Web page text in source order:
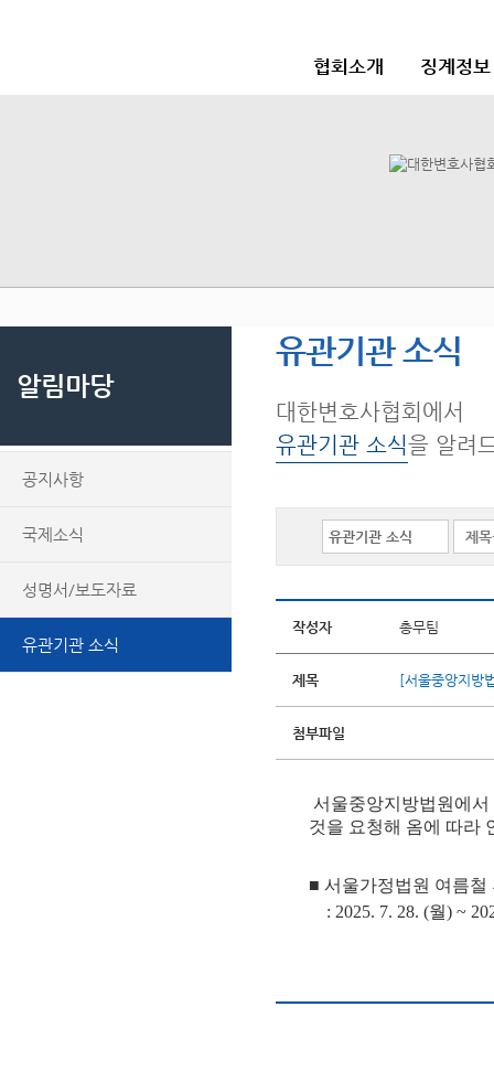
협회소개 징계정
알림마당
공지사항
국제소식
성명서/보도자료
유관기관 소식
유관기관 소식
대한변호사협회에서
유관기관 소식을 알려
작성자 총무팀
제목 [서울중앙지방
첨부파일
서울중앙지방법원에
것을 요청해 옴에 따라
■ 서울가정법원 여름
: 2025. 7. 28. (월) ~